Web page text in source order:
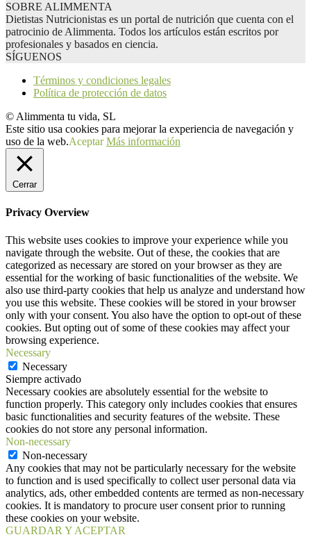
SOBRE ALIMMENTA
Dietistas Nutricionistas es un portal de nutrición que cuenta con el
patrocinio de Alimmenta. Todos los artículos están escritos por
profesionales y basados en ciencia.
SÍGUENOS
Términos y condiciones legales
Política de protección de datos
© Alimmenta tu vida, SL
Este sitio usa cookies para mejorar la experiencia de navegación y
uso de la web.Aceptar Más información
Cerrar
Privacy Overview
This website uses cookies to improve your experience while you
navigate through the website. Out of these, the cookies that are
categorized as necessary are stored on your browser as they are
essential for the working of basic functionalities of the website. We
also use third-party cookies that help us analyze and understand how
you use this website. These cookies will be stored in your browser
only with your consent. You also have the option to opt-out of these
cookies. But opting out of some of these cookies may affect your
browsing experience.
Necessary
Necessary
Siempre activado
Necessary cookies are absolutely essential for the website to
function properly. This category only includes cookies that ensures
basic functionalities and security features of the website. These
cookies do not store any personal information.
Non-necessary
Non-necessary
Any cookies that may not be particularly necessary for the website
to function and is used specifically to collect user personal data via
analytics, ads, other embedded contents are termed as non-necessary
cookies. It is mandatory to procure user consent prior to running
these cookies on your website.
GUARDAR Y ACEPTAR